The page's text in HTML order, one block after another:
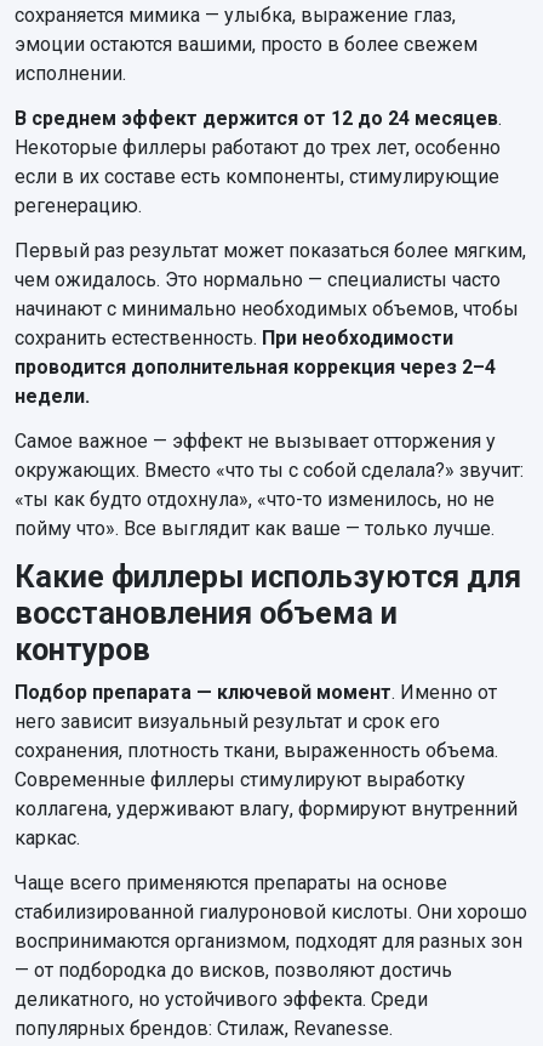
сохраняется мимика — улыбка, выражение глаз,
эмоции остаются вашими, просто в более свежем
исполнении.
В среднем эффект держится от 12 до 24 месяцев.
Некоторые филлеры работают до трех лет, особенно
если в их составе есть компоненты, стимулирующие
регенерацию.
Первый раз результат может показаться более мягким,
чем ожидалось. Это нормально — специалисты часто
начинают с минимально необходимых объемов, чтобы
сохранить естественность. При необходимости
проводится дополнительная коррекция через 2–4
недели.
Самое важное — эффект не вызывает отторжения у
окружающих. Вместо «что ты с собой сделала?» звучит:
«ты как будто отдохнула», «что-то изменилось, но не
пойму что». Все выглядит как ваше — только лучше.
Какие филлеры используются для
восстановления объема и
контуров
Подбор препарата — ключевой момент. Именно от
него зависит визуальный результат и срок его
сохранения, плотность ткани, выраженность объема.
Современные филлеры стимулируют выработку
коллагена, удерживают влагу, формируют внутренний
каркас.
Чаще всего применяются препараты на основе
стабилизированной гиалуроновой кислоты. Они хорошо
воспринимаются организмом, подходят для разных зон
— от подбородка до висков, позволяют достичь
деликатного, но устойчивого эффекта. Среди
популярных брендов: Стилаж, Revanesse.